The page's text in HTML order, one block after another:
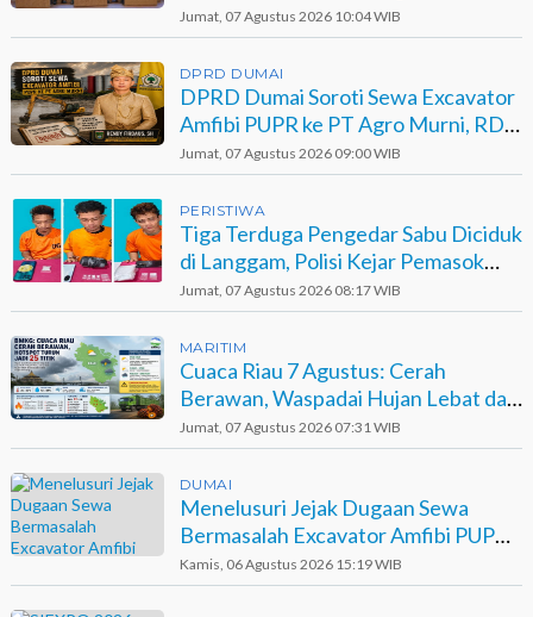
Jumat, 07 Agustus 2026 10:04 WIB
DPRD DUMAI
DPRD Dumai Soroti Sewa Excavator
Amfibi PUPR ke PT Agro Murni, RDP
Jadi Opsi
Jumat, 07 Agustus 2026 09:00 WIB
PERISTIWA
Tiga Terduga Pengedar Sabu Diciduk
di Langgam, Polisi Kejar Pemasok
Berinisial GA
Jumat, 07 Agustus 2026 08:17 WIB
MARITIM
Cuaca Riau 7 Agustus: Cerah
Berawan, Waspadai Hujan Lebat dan
Petir
Jumat, 07 Agustus 2026 07:31 WIB
DUMAI
Menelusuri Jejak Dugaan Sewa
Bermasalah Excavator Amfibi PUPR
Dumai di Agro Murni
Kamis, 06 Agustus 2026 15:19 WIB